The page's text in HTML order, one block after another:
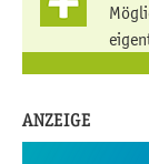
ANZEIGE